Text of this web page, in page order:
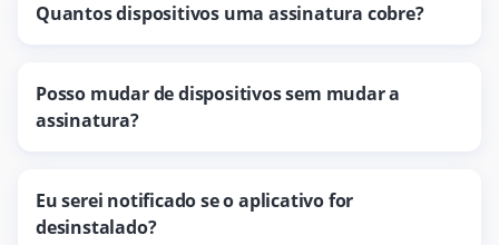
Quantos dispositivos uma assinatura cobre?
Posso mudar de dispositivos sem mudar a
assinatura?
Eu serei notificado se o aplicativo for
desinstalado?